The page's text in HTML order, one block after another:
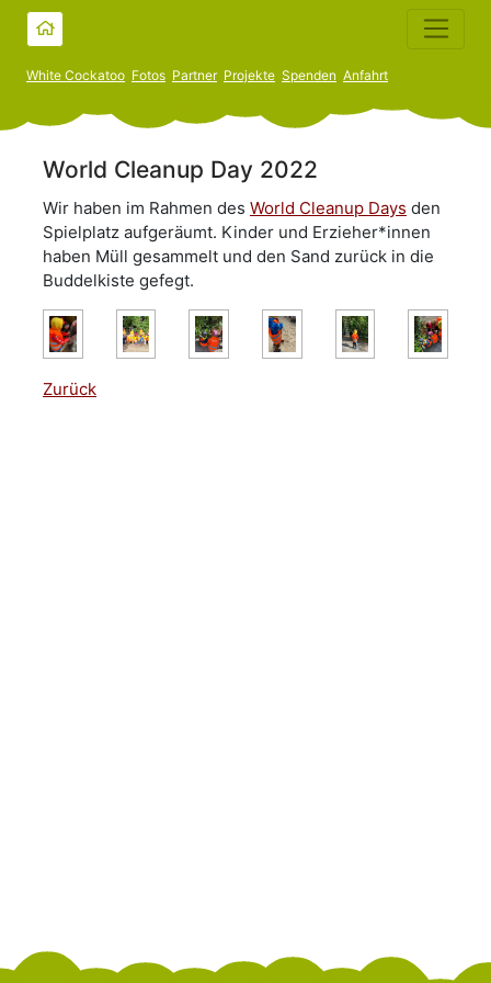
White Cockatoo Fotos Partner Projekte Spenden Anfahrt
World Cleanup Day 2022
Wir haben im Rahmen des World Cleanup Days den
Spielplatz aufgeräumt. Kinder und Erzieher*innen
haben Müll gesammelt und den Sand zurück in die
Buddelkiste gefegt.
Zurück